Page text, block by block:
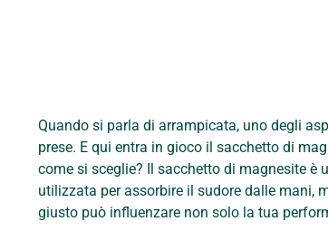
Quando si parla di arrampicata, uno degli
prese. E qui entra in gioco il sacchetto di
come si sceglie? Il sacchetto di magnesite è
utilizzata per assorbire il sudore dalle mani,
giusto può influenzare non solo la tua